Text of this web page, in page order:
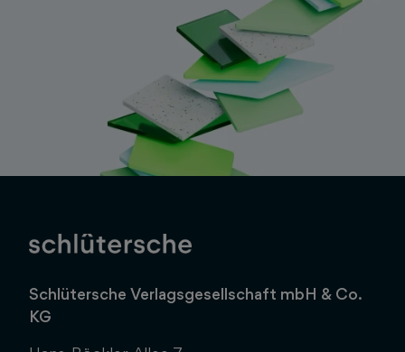
Schlütersche Verlagsgesellschaft mbH & Co.
KG